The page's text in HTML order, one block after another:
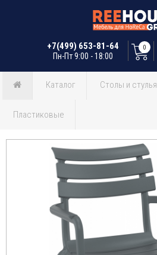
+7(499) 653-81-64
Пн-Пт 9:00 - 18:00
0
Каталог Столы и стулья
Пластиковые